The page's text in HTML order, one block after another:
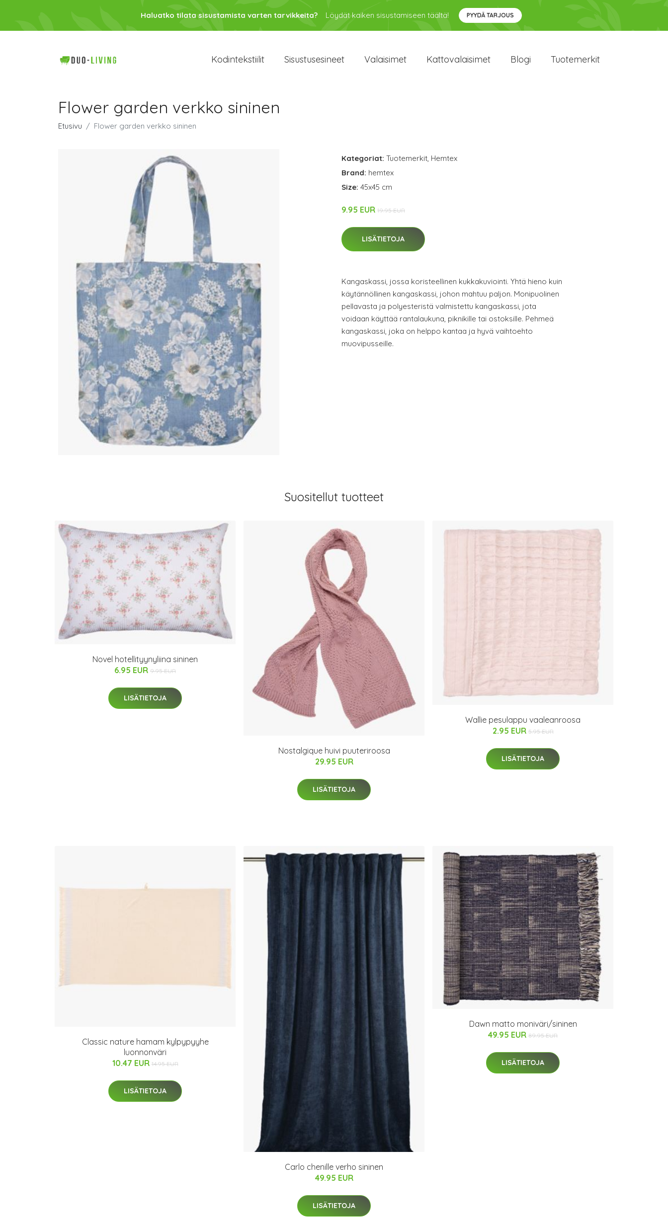
Haluatko tilata sisustamista varten tarvikkeita? Löydät kaiken sisustamiseen täältä! PYYDÄ TARJOUS
Kodintekstiilit Sisustusesineet Valaisimet Kattovalaisimet Blogi Tuotemerkit
Flower garden verkko sininen
Etusivu Flower garden verkko sininen
Kategoriat: Tuotemerkit, Hemtex
Brand: hemtex
Size: 45x45 cm
9.95 EUR 19.95 EUR
LISÄTIETOJA
Kangaskassi, jossa koristeellinen kukkakuviointi. Yhtä hieno kuin
käytännöllinen kangaskassi, johon mahtuu paljon. Monipuolinen
pellavasta ja polyesteristä valmistettu kangaskassi, jota
voidaan käyttää rantalaukuna, piknikille tai ostoksille. Pehmeä
kangaskassi, joka on helppo kantaa ja hyvä vaihtoehto
muovipusseille.
Suositellut tuotteet
Novel hotellityynyliina sininen
6.95 EUR 9.95 EUR
LISÄTIETOJA
Nostalgique huivi puuteriroosa
29.95 EUR
LISÄTIETOJA
Wallie pesulappu vaaleanroosa
2.95 EUR 5.95 EUR
LISÄTIETOJA
Classic nature hamam kylpypyyhe
luonnonväri
10.47 EUR 14.95 EUR
LISÄTIETOJA
Carlo chenille verho sininen
49.95 EUR
LISÄTIETOJA
Dawn matto moniväri/sininen
49.95 EUR 89.95 EUR
LISÄTIETOJA